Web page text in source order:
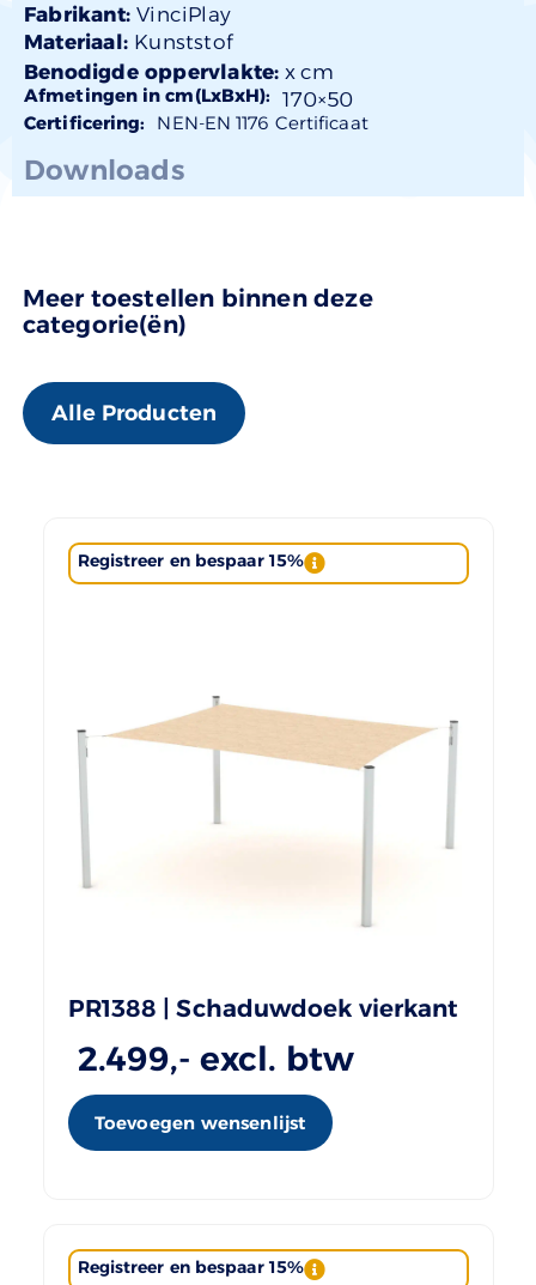
Fabrikant:VinciPlay
Materiaal: Kunststof
Benodigde oppervlakte: x cm
Afmetingen in cm(LxBxH): 170×50
Certificering: NEN-EN 1176 Certificaat
Downloads
Meer toestellen binnen deze
categorie(ën)
Alle Producten
Registreer en bespaar 15%
PR1388 | Schaduwdoek vierkant
2.499,- excl. btw
Toevoegen wensenlijst
Registreer en bespaar 15%